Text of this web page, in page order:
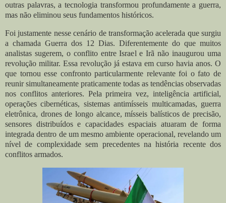
outras palavras, a tecnologia transformou profundamente a guerra,
mas não eliminou seus fundamentos históricos.
Foi justamente nesse cenário de transformação acelerada que surgiu
a chamada Guerra dos 12 Dias. Diferentemente do que muitos
analistas sugerem, o conflito entre Israel e Irã não inaugurou uma
revolução militar. Essa revolução já estava em curso havia anos. O
que tornou esse confronto particularmente relevante foi o fato de
reunir simultaneamente praticamente todas as tendências observadas
nos conflitos anteriores. Pela primeira vez, inteligência artificial,
operações cibernéticas, sistemas antimísseis multicamadas, guerra
eletrônica, drones de longo alcance, mísseis balísticos de precisão,
sensores distribuídos e capacidades espaciais atuaram de forma
integrada dentro de um mesmo ambiente operacional, revelando um
nível de complexidade sem precedentes na história recente dos
conflitos armados.